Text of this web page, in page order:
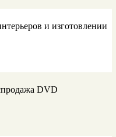
и изготовлении
DVD